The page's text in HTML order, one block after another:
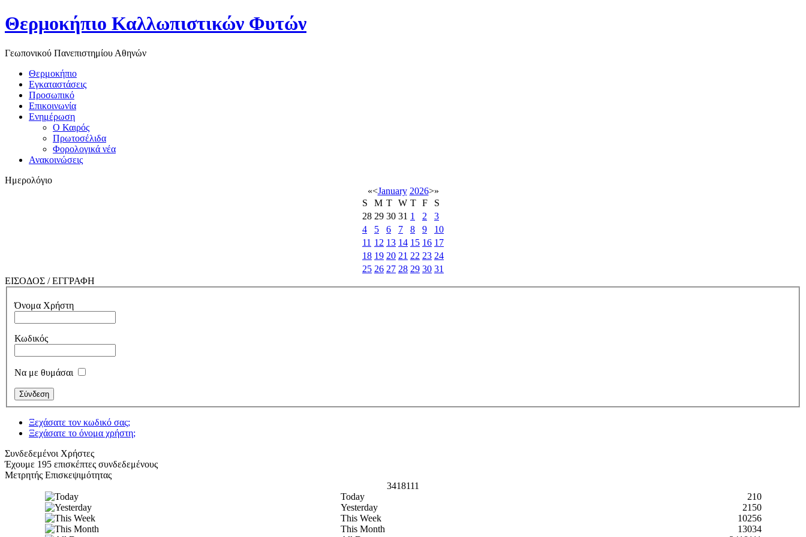
Θερμοκήπιο Καλλωπιστικών Φυτών
Γεωπονικού Πανεπιστημίου Αθηνών
Θερμοκήπιο
Εγκαταστάσεις
Προσωπικό
Επικοινωνία
Ενημέρωση
Ο Καιρός
Πρωτοσέλιδα
Φορολογικά νέα
Ανακοινώσεις
Ημερολόγιο
«<January 2026>»
S
M T W T F
S
28 29 30 31 1 2
3
4
5 6 7 8 9
10
11 12 13 14 15 16 17
18 19 20 21 22 23 24
25 26 27 28 29 30 31
ΕΙΣΟΔΟΣ / ΕΓΓΡΑΦΗ
Όνομα Χρήστη
Κωδικός
Να με θυμάσαι
Ξεχάσατε τον κωδικό σας;
Ξεχάσατε το όνομα χρήστη;
Συνδεδεμένοι Χρήστες
Έχουμε 195 επισκέπτες συνδεδεμένους
Μετρητής Επισκεψιμότητας
3418111
Today
210
Yesterday
2150
This Week
10256
This Month
13034